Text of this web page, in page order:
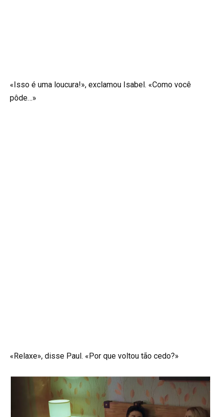
«Isso é uma loucura!», exclamou Isabel. «Como você
pôde…»
«Relaxe», disse Paul. «Por que voltou tão cedo?»